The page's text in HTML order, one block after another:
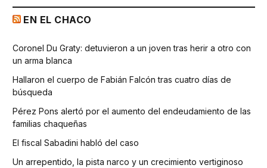
EN EL CHACO
Coronel Du Graty: detuvieron a un joven tras herir a otro con
un arma blanca
Hallaron el cuerpo de Fabián Falcón tras cuatro días de
búsqueda
Pérez Pons alertó por el aumento del endeudamiento de las
familias chaqueñas
El fiscal Sabadini habló del caso
Un arrepentido, la pista narco y un crecimiento vertiginoso